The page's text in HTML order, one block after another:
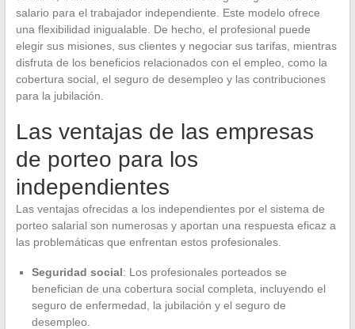
salario para el trabajador independiente. Este modelo ofrece
una flexibilidad inigualable. De hecho, el profesional puede
elegir sus misiones, sus clientes y negociar sus tarifas, mientras
disfruta de los beneficios relacionados con el empleo, como la
cobertura social, el seguro de desempleo y las contribuciones
para la jubilación.
Las ventajas de las empresas
de porteo para los
independientes
Las ventajas ofrecidas a los independientes por el sistema de
porteo salarial son numerosas y aportan una respuesta eficaz a
las problemáticas que enfrentan estos profesionales.
Seguridad social: Los profesionales porteados se
benefician de una cobertura social completa, incluyendo el
seguro de enfermedad, la jubilación y el seguro de
desempleo.